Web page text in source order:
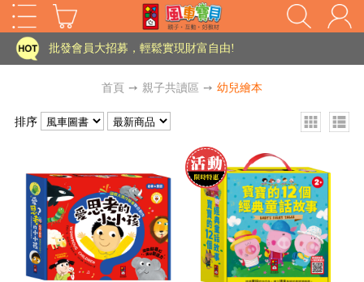
HOT
家長樂了!「風車書版集團暨FOOD超人企業總部」目前正興建中!
批發會員大招募，輕鬆實現財富自由!
老師您好!!幼教會員火熱招募中~
海外購物免煩惱！點我查看『海外購物流程說明』
家長樂了!「風車書版集團暨FOOD超人企業總部」目前正興建中!
批發會員大招募，輕鬆實現財富自由!
老師您好!!幼教會員火熱招募中~
首頁 ➙ 親子共讀區 ➙ 幼兒繪本
排序